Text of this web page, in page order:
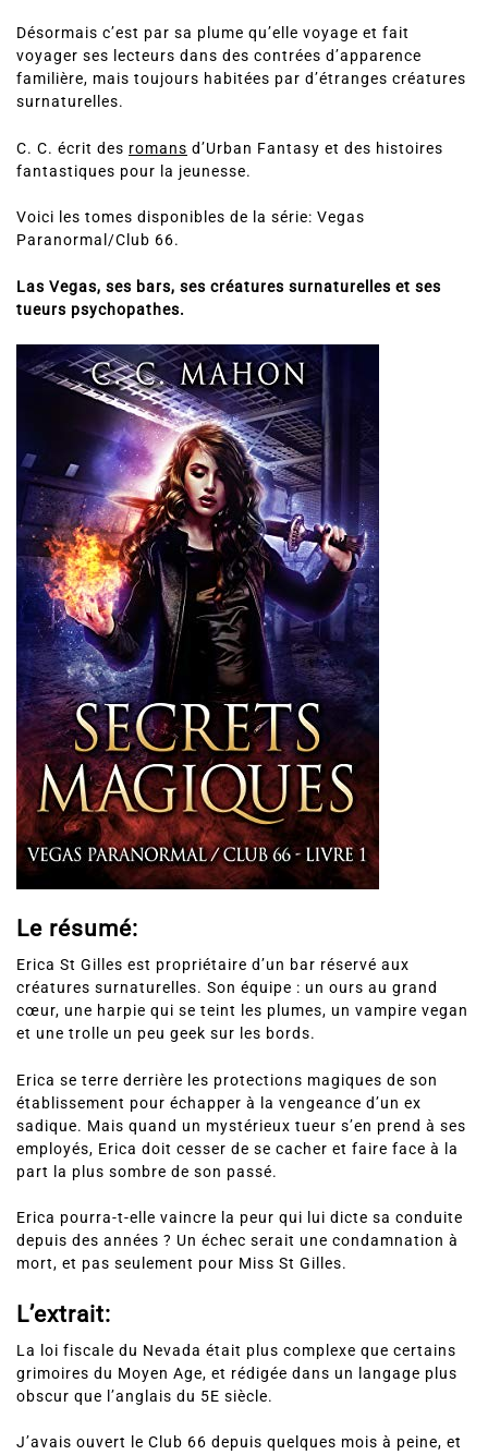
Désormais c’est par sa plume qu’elle voyage et fait
voyager ses lecteurs dans des contrées d’apparence
familière, mais toujours habitées par d’étranges créatures
surnaturelles.
C. C. écrit des romans d’Urban Fantasy et des histoires
fantastiques pour la jeunesse.
Voici les tomes disponibles de la série: Vegas
Paranormal/Club 66.
Las Vegas, ses bars, ses créatures surnaturelles et ses
tueurs psychopathes.
Le résumé:
Erica St Gilles est propriétaire d’un bar réservé aux
créatures surnaturelles. Son équipe : un ours au grand
cœur, une harpie qui se teint les plumes, un vampire vegan
et une trolle un peu geek sur les bords.
Erica se terre derrière les protections magiques de son
établissement pour échapper à la vengeance d’un ex
sadique. Mais quand un mystérieux tueur s’en prend à ses
employés, Erica doit cesser de se cacher et faire face à la
part la plus sombre de son passé.
Erica pourra-t-elle vaincre la peur qui lui dicte sa conduite
depuis des années ? Un échec serait une condamnation à
mort, et pas seulement pour Miss St Gilles.
L’extrait:
La loi fiscale du Nevada était plus complexe que certains
grimoires du Moyen Age, et rédigée dans un langage plus
obscur que l’anglais du 5E siècle.
J’avais ouvert le Club 66 depuis quelques mois à peine, et